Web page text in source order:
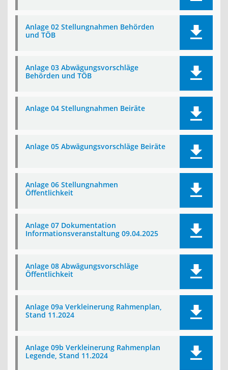
Anlage 02 Stellungnahmen Behörden
und TÖB
Anlage 03 Abwägungsvorschläge
Behörden und TÖB
Anlage 04 Stellungnahmen Beiräte
Anlage 05 Abwägungsvorschläge Beiräte
Anlage 06 Stellungnahmen
Öffentlichkeit
Anlage 07 Dokumentation
Informationsveranstaltung 09.04.2025
Anlage 08 Abwägungsvorschläge
Öffentlichkeit
Anlage 09a Verkleinerung Rahmenplan,
Stand 11.2024
Anlage 09b Verkleinerung Rahmenplan
Legende, Stand 11.2024